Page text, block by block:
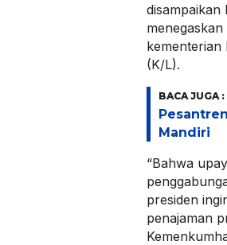
kementerian
(K/L).
BACA JUGA :
Mandiri
“Bahwa
presiden
penajaman